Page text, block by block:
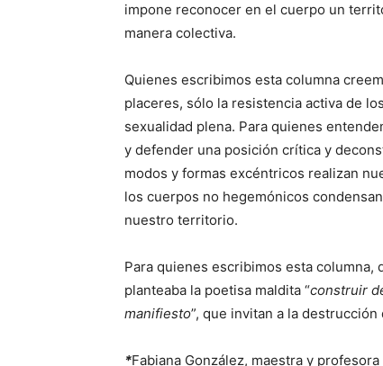
impone reconocer en el cuerpo un
manera colectiva.
Quienes escribimos esta columna
placeres, sólo la resistencia activa de
sexualidad plena. Para quienes
y defender una posición crítica y
modos y formas excéntricos realizan
los cuerpos no hegemónicos
nuestro territorio.
Para quienes escribimos esta
planteaba la poetisa maldita “construir
manifiesto”, que invitan a la
*Fabiana González, maestra y